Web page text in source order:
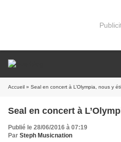
Accueil » Seal en concert à L’Olympia, nous y
Seal en concert à
Publié le 28/06/2016 à 07:19
Par Steph Musicnation